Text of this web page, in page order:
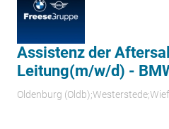
Assistenz der
Leitung(m/w/d) -
Oldenburg